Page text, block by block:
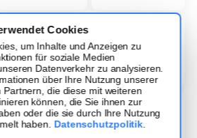
Cookies
um Inhalte und Anzeigen zu
für soziale Medien
Datenverkehr zu analysieren.
über Ihre Nutzung unserer
die diese mit weiteren
können, die Sie ihnen zur
oder die sie durch Ihre Nutzung
haben. Datenschutzpolitik